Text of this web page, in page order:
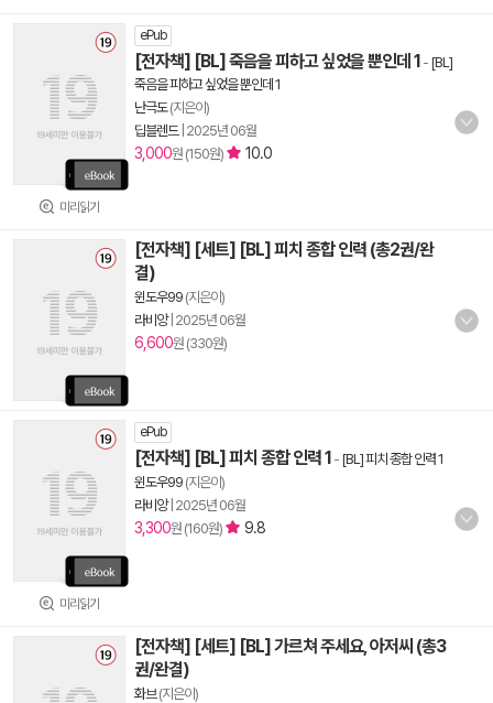
미리읽기
ePub
[전자책] [BL] 죽음을 피하고 싶었을 뿐인데 1 - [BL]
죽음을 피하고 싶었을 뿐인데 1
난극도(지은이)
딥블렌드| 2025년 06월
3,000원 (150원) 10.0
[전자책] [세트] [BL] 피치 종합 인력 (총2권/완
결)
윈도우99 (지은이)
라비앙| 2025년 06월
6,600원 (330원)
미리읽기
ePub
[전자책] [BL] 피치 종합 인력 1 - [BL] 피치 종합 인력 1
윈도우99 (지은이)
라비앙| 2025년 06월
3,300원 (160원) 9.8
[전자책] [세트] [BL] 가르쳐 주세요, 아저씨 (총3
권/완결)
화브(지은이)